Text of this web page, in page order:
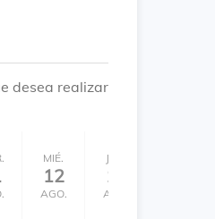
desea realizar
MIÉ.
12
AGO.
JUE.
13
AGO.